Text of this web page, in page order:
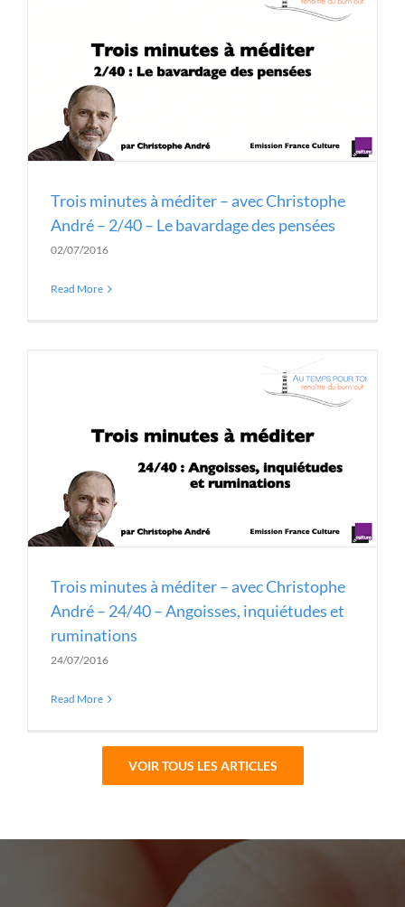
Trois minutes à méditer – avec Christophe
André – 2/40 – Le bavardage des pensées
02/07/2016
Read More
Trois minutes à méditer – avec Christophe
André – 24/40 – Angoisses, inquiétudes et
ruminations
24/07/2016
Read More
VOIR TOUS LES ARTICLES